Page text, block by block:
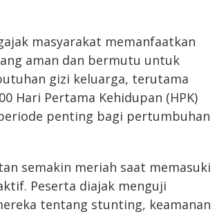
masyarakat memanfaatkan
aman dan bermutu untuk
gizi keluarga, terutama
Hari Pertama Kehidupan (HPK)
penting bagi pertumbuhan
semakin meriah saat memasuki
Peserta diajak menguji
tentang stunting, keamanan